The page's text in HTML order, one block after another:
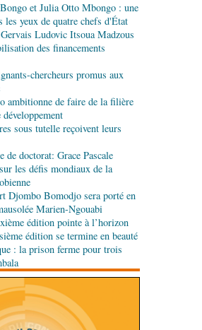
: le gouvernement
l'appui de l'OMS et
: Samira Leonie, nouvelle
marque 1xBet Congo-
nationale: la Commission
réalités du CHU-B
: Pierre Ngolo et
bases d’une collaboration
: les sanctions de
silencieuse pour le
et Julia Otto Mbongo : une
les yeux de quatre chefs d'État
Ludovic Itsoua Madzous
des financements
chercheurs promus aux
ambitionne de faire de la filière
sous tutelle reçoivent leurs
de doctorat: Grace Pascale
les défis mondiaux de la
Djombo Bomodjo sera porté en
Marien-Ngouabi
édition pointe à l’horizon
édition se termine en beauté
: la prison ferme pour trois